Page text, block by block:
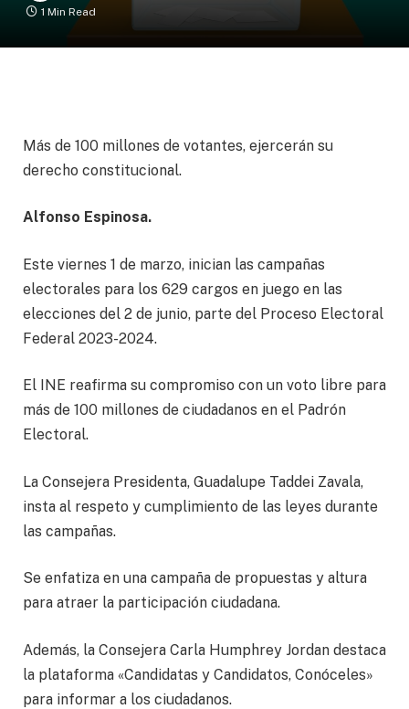
1 Min Read
Más de 100 millones de votantes, ejercerán su
derecho constitucional.
Alfonso Espinosa.
Este viernes 1 de marzo, inician las campañas
electorales para los 629 cargos en juego en las
elecciones del 2 de junio, parte del Proceso Electoral
Federal 2023-2024.
El INE reafirma su compromiso con un voto libre para
más de 100 millones de ciudadanos en el Padrón
Electoral.
La Consejera Presidenta, Guadalupe Taddei Zavala,
insta al respeto y cumplimiento de las leyes durante
las campañas.
Se enfatiza en una campaña de propuestas y altura
para atraer la participación ciudadana.
Además, la Consejera Carla Humphrey Jordan destaca
la plataforma «Candidatas y Candidatos, Conóceles»
para informar a los ciudadanos.